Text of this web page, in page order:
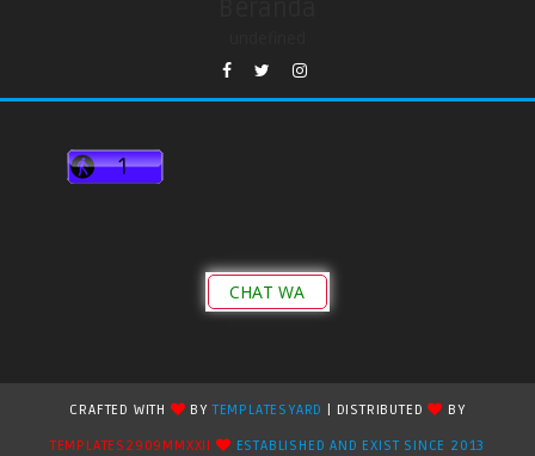
CHAT WA
CRAFTED WITH BYTEMPLATESYARD | DISTRIBUTED
BY
TEMPLATES2909MMXXII
ESTABLISHED AND EXIST SINCE 2013